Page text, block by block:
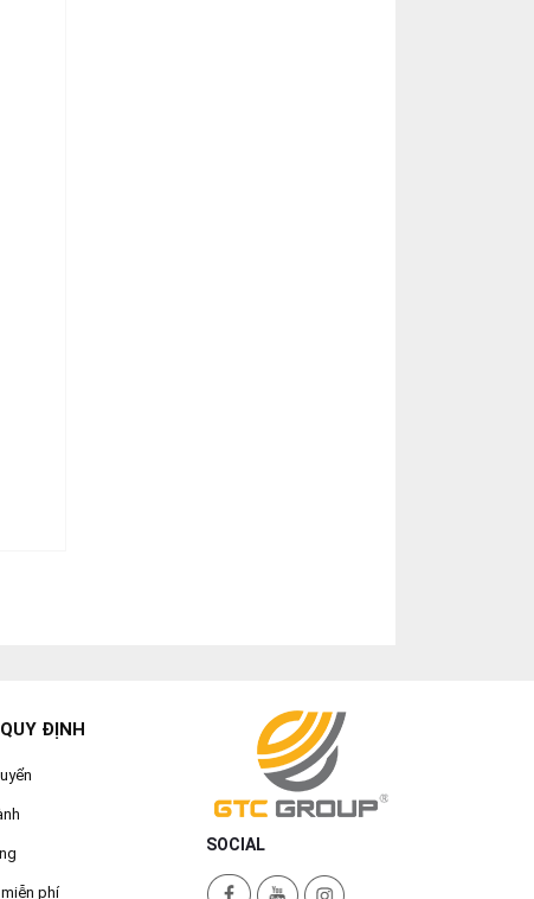
ĐỊNH
phí
SOCIAL